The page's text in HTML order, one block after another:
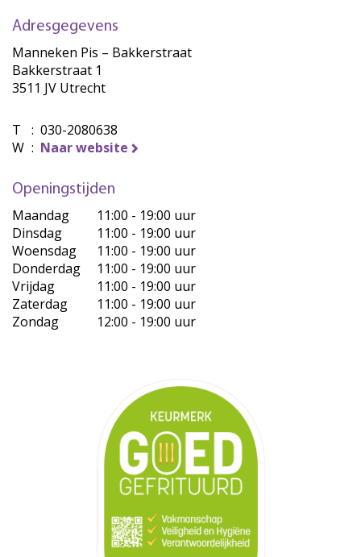
Adresgegevens
Manneken Pis – Bakkerstraat
Bakkerstraat 1
3511 JV Utrecht
T : 030-2080638
W : Naar website
Openingstijden
Maandag
11:00 - 19:00 uur
Dinsdag
11:00 - 19:00 uur
Woensdag
11:00 - 19:00 uur
Donderdag
11:00 - 19:00 uur
Vrijdag
11:00 - 19:00 uur
Zaterdag
11:00 - 19:00 uur
Zondag
12:00 - 19:00 uur